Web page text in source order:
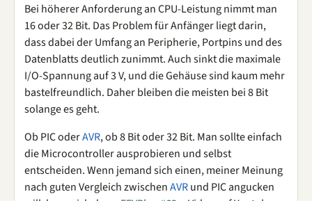
Bei höherer Anforderung an CPU-Leistung nimmt man
16 oder 32 Bit. Das Problem für Anfänger liegt darin,
dass dabei der Umfang an Peripherie, Portpins und des
Datenblatts deutlich zunimmt. Auch sinkt die maximale
I/O-Spannung auf 3 V, und die Gehäuse sind kaum mehr
bastelfreundlich. Daher bleiben die meisten bei 8 Bit
solange es geht.
Ob PIC oderAVR, ob 8 Bit oder 32 Bit. Man sollte einfach
die Microcontroller ausprobieren und selbst
entscheiden. Wenn jemand sich einen, meiner Meinung
nach guten Vergleich zwischenAVRund PIC angucken